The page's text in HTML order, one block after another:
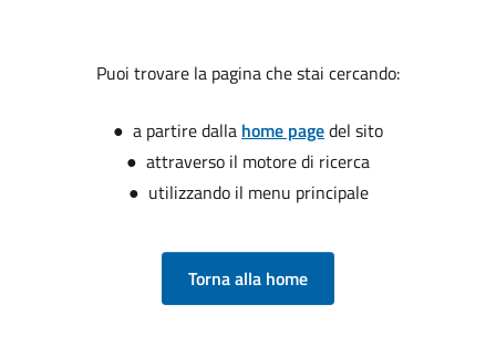
Puoi trovare la pagina che stai cercando:
● a partire dalla home pagedel sito
● attraverso il motore di ricerca
● utilizzando il menu principale
Torna alla home